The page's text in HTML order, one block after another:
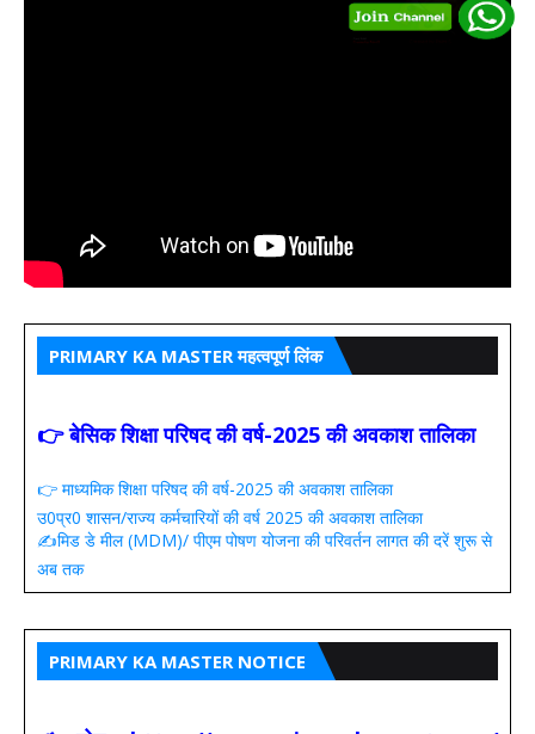
PRIMARY KA MASTER महत्वपूर्ण लिंक
👉 बेसिक शिक्षा परिषद की वर्ष-2025 की अवकाश तालिका
👉 माध्यमिक शिक्षा परिषद की वर्ष-2025 की अवकाश तालिका
उ0प्र0 शासन/राज्य कर्मचारियों की वर्ष 2025 की अवकाश तालिका
✍️मिड डे मील (MDM)/ पीएम पोषण योजना की परिवर्तन लागत की दरें शुरू से
अब तक
PRIMARY KA MASTER NOTICE